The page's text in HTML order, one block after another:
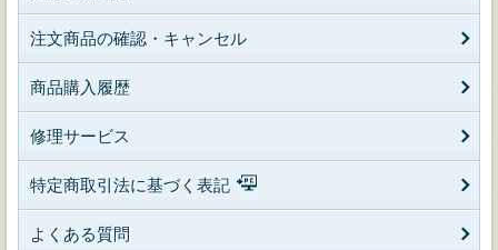
注文商品の確認・キャンセル
商品購入履歴
修理サービス
特定商取引法に基づく表記
よくある質問